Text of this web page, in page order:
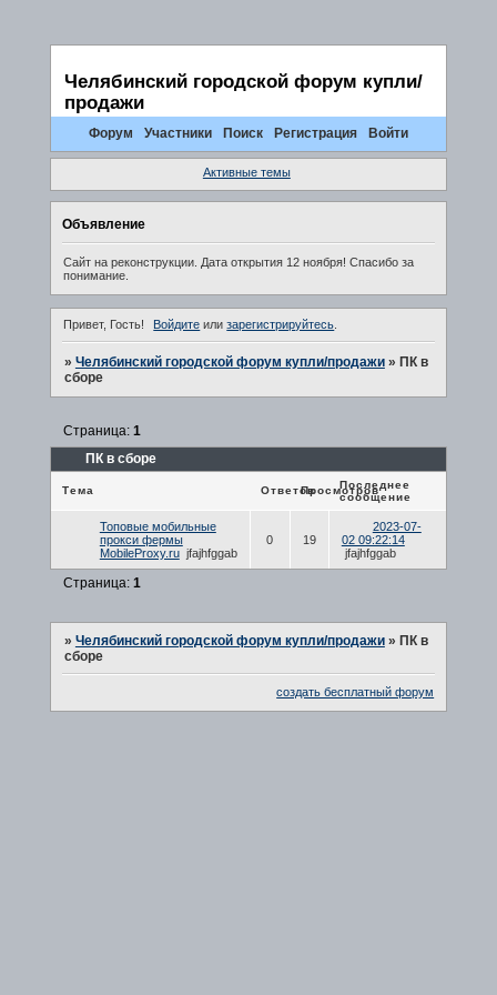
Челябинский городской форум купли/
продажи
Форум Участники Поиск Регистрация Войти
Активные темы
Объявление
Сайт на реконструкции. Дата открытия 12 ноября! Спасибо за
понимание.
Привет, Гость! Войдите илизарегистрируйтесь
» Челябинский городской форум купли/продажи » ПК в
сборе
ПК в сборе
Страница: 1
Тема ОтветовПросмотров
Последнее
сообщение
Топовые мобильные
прокси фермы
MobileProxy.ru jfajhfggab
0 19
2023-07-
02 09:22:14
jfajhfggab
Страница: 1
» Челябинский городской форум купли/продажи » ПК в
сборе
создать бесплатный форум